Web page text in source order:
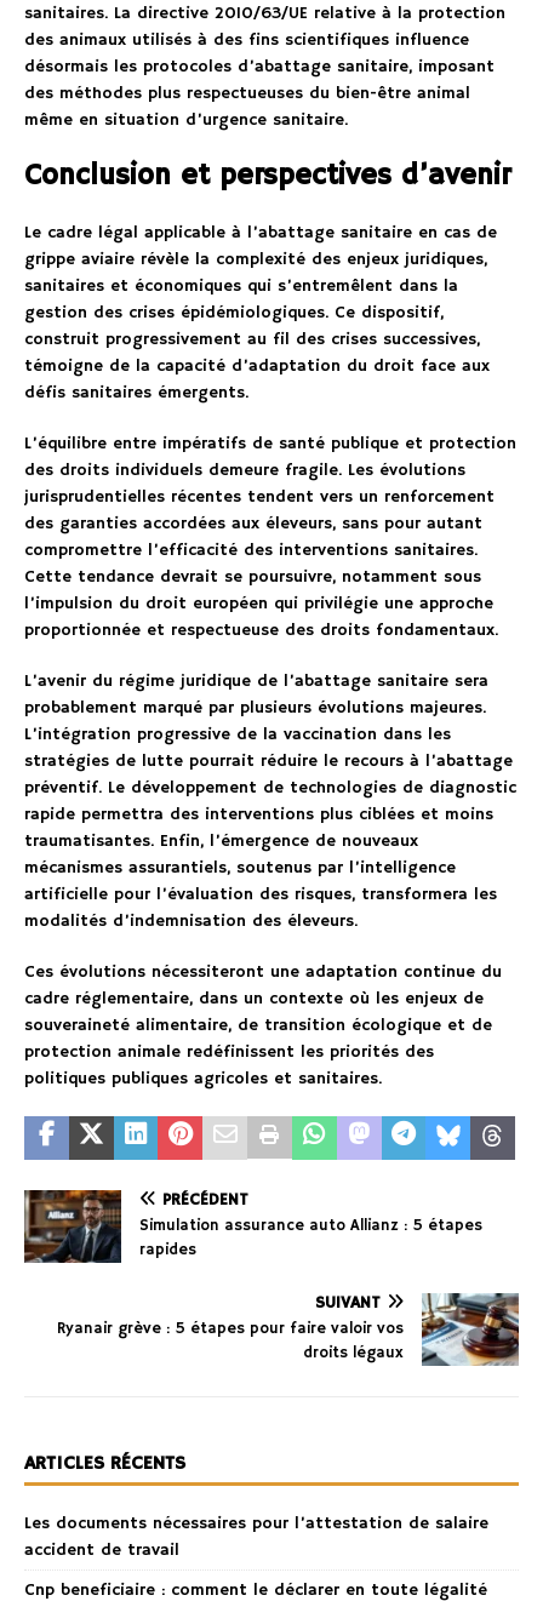
sanitaires. La directive 2010/63/UE relative à la protection
des animaux utilisés à des fins scientifiques influence
désormais les protocoles d’abattage sanitaire, imposant
des méthodes plus respectueuses du bien-être animal
même en situation d’urgence sanitaire.
Conclusion et perspectives d’avenir
Le cadre légal applicable à l’abattage sanitaire en cas de
grippe aviaire révèle la complexité des enjeux juridiques,
sanitaires et économiques qui s’entremêlent dans la
gestion des crises épidémiologiques. Ce dispositif,
construit progressivement au fil des crises successives,
témoigne de la capacité d’adaptation du droit face aux
défis sanitaires émergents.
L’équilibre entre impératifs de santé publique et protection
des droits individuels demeure fragile. Les évolutions
jurisprudentielles récentes tendent vers un renforcement
des garanties accordées aux éleveurs, sans pour autant
compromettre l’efficacité des interventions sanitaires.
Cette tendance devrait se poursuivre, notamment sous
l’impulsion du droit européen qui privilégie une approche
proportionnée et respectueuse des droits fondamentaux.
L’avenir du régime juridique de l’abattage sanitaire sera
probablement marqué par plusieurs évolutions majeures.
L’intégration progressive de la vaccination dans les
stratégies de lutte pourrait réduire le recours à l’abattage
préventif. Le développement de technologies de diagnostic
rapide permettra des interventions plus ciblées et moins
traumatisantes. Enfin, l’émergence de nouveaux
mécanismes assurantiels, soutenus par l’intelligence
artificielle pour l’évaluation des risques, transformera les
modalités d’indemnisation des éleveurs.
Ces évolutions nécessiteront une adaptation continue du
cadre réglementaire, dans un contexte où les enjeux de
souveraineté alimentaire, de transition écologique et de
protection animale redéfinissent les priorités des
politiques publiques agricoles et sanitaires.
PRÉCÉDENT
Simulation assurance auto Allianz : 5 étapes
rapides
SUIVANT
Ryanair grève : 5 étapes pour faire valoir vos
droits légaux
ARTICLES RÉCENTS
Les documents nécessaires pour l’attestation de salaire
accident de travail
Cnp beneficiaire : comment le déclarer en toute légalité